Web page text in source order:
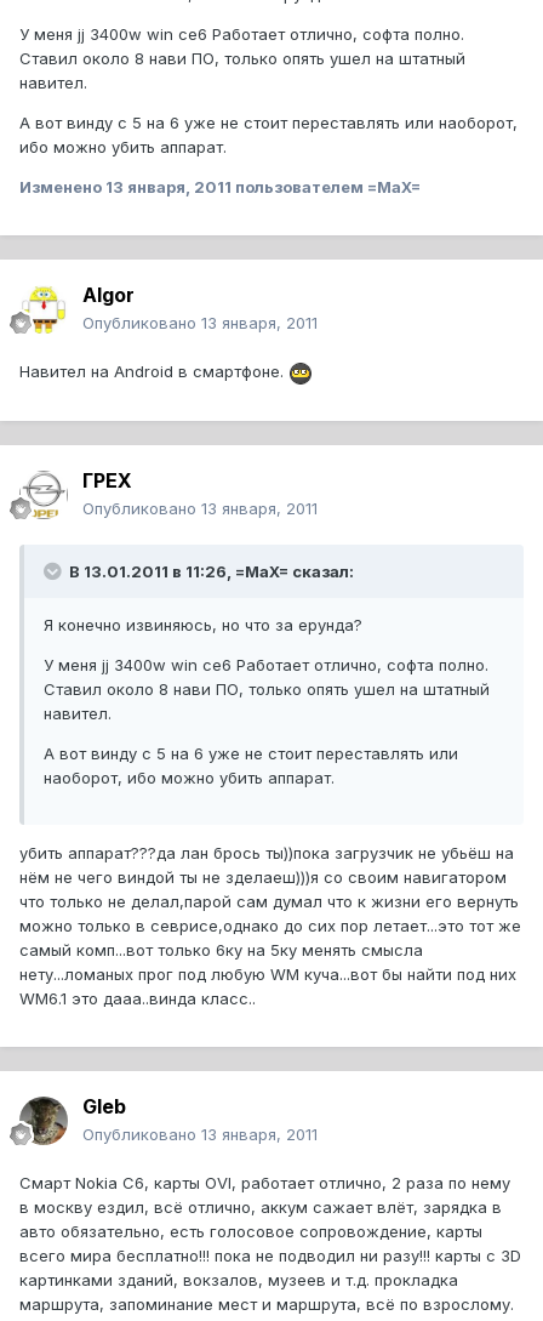
У меня jj 3400w win ce6 Работает отлично, софта полно.
Ставил около 8 нави ПО, только опять ушел на штатный
навител.
А вот винду с 5 на 6 уже не стоит переставлять или наоборот,
ибо можно убить аппарат.
Изменено 13 января, 2011 пользователем =MaX=
Algor
Опубликовано 13 января, 2011
Навител на Android в смартфоне.
ГРЕХ
Опубликовано 13 января, 2011
В 13.01.2011 в 11:26, =MaX= сказал:
Я конечно извиняюсь, но что за ерунда?
У меня jj 3400w win ce6 Работает отлично, софта полно.
Ставил около 8 нави ПО, только опять ушел на штатный
навител.
А вот винду с 5 на 6 уже не стоит переставлять или
наоборот, ибо можно убить аппарат.
убить аппарат???да лан брось ты))пока загрузчик не убьёш на
нём не чего виндой ты не зделаеш)))я со своим навигатором
что только не делал,парой сам думал что к жизни его вернуть
можно только в севрисе,однако до сих пор летает...это тот же
самый комп...вот только 6ку на 5ку менять смысла
нету...ломаных прог под любую WM куча...вот бы найти под них
WM6.1 это дааа..винда класс..
Gleb
Опубликовано 13 января, 2011
Смарт Nokia C6, карты OVI, работает отлично, 2 раза по нему
в москву ездил, всё отлично, аккум сажает влёт, зарядка в
авто обязательно, есть голосовое сопровождение, карты
всего мира бесплатно!!! пока не подводил ни разу!!! карты с 3D
картинками зданий, вокзалов, музеев и т.д. прокладка
маршрута, запоминание мест и маршрута, всё по взрослому.